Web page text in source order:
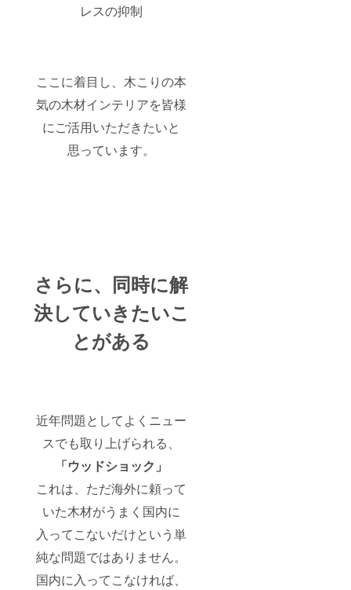
レスの抑制
ここに着目し、木こりの本
気の木材インテリアを皆様
にご活用いただきたいと
思っています。
さらに、同時に解
決していきたいこ
とがある
近年問題としてよくニュー
スでも取り上げられる、
「ウッドショック」
これは、ただ海外に頼って
いた木材がうまく国内に
入ってこないだけという単
純な問題ではありません。
国内に入ってこなければ、